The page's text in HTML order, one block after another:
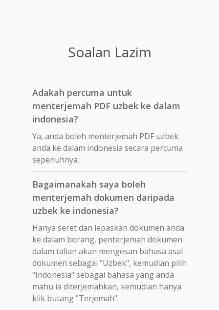
Soalan Lazim
Adakah percuma untuk
menterjemah PDF uzbek ke dalam
indonesia?
Ya, anda boleh menterjemah PDF uzbek
anda ke dalam indonesia secara percuma
sepenuhnya.
Bagaimanakah saya boleh
menterjemah dokumen daripada
uzbek ke indonesia?
Hanya seret dan lepaskan dokumen anda
ke dalam borang, penterjemah dokumen
dalam talian akan mengesan bahasa asal
dokumen sebagai "Uzbek", kemudian pilih
"Indonesia" sebagai bahasa yang anda
mahu ia diterjemahkan, kemudian hanya
klik butang "Terjemah".